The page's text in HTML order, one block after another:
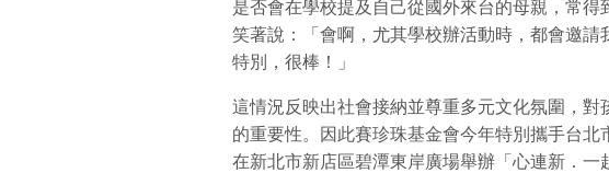
是否會在學校提及自己從國外來台的母親，常
笑著說：「會啊，尤其學校辦活動時，都會邀請
特別，很棒！」
這情況反映出社會接納並尊重多元文化氛圍，對
的重要性。因此賽珍珠基金會今年特別攜手台
在新北市新店區碧潭東岸廣場舉辦「心連新．一